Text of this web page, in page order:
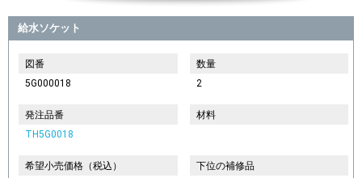
給水ソケット
図番
5G000018
数量
2
発注品番
TH5G0018
材料
希望小売価格（税込）
下位の補修品